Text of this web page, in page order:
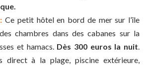
Ce petit hôtel en bord de mer sur l’île
chambres dans des cabanes sur la
et hamacs. Dès 300 euros la nuit
direct à la plage, piscine extérieure,